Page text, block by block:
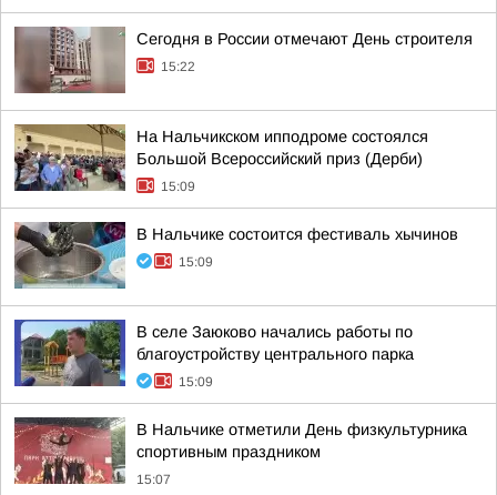
Сегодня в России отмечают День строителя
15:22
На Нальчикском ипподроме состоялся
Большой Всероссийский приз (Дерби)
15:09
В Нальчике состоится фестиваль хычинов
15:09
В селе Заюково начались работы по
благоустройству центрального парка
15:09
В Нальчике отметили День физкультурника
спортивным праздником
15:07